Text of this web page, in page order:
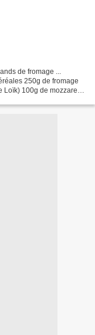
de fromage ...
250g de fromage
100g de mozzarella